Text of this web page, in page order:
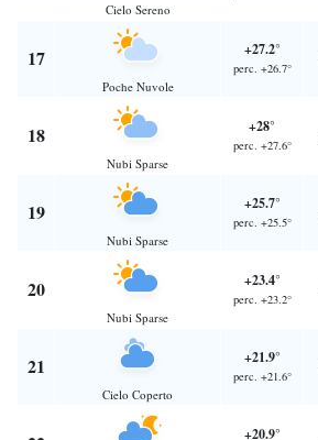
Cielo Sereno
17
Poche Nuvole
+27.2°
perc. +26.7°
18
Nubi Sparse
+28°
perc. +27.6°
19
Nubi Sparse
+25.7°
perc. +25.5°
20
Nubi Sparse
+23.4°
perc. +23.2°
21
Cielo Coperto
+21.9°
perc. +21.6°
+20.9°